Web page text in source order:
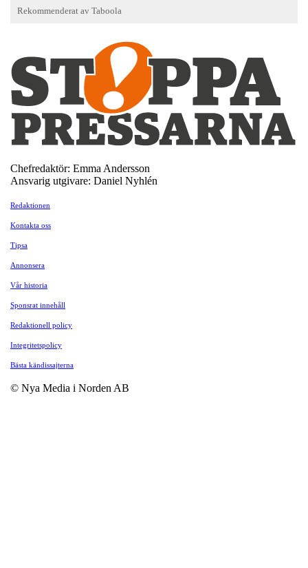
Chefredaktör: Emma Andersson
Ansvarig utgivare: Daniel Nyhlén
Redaktionen
Kontakta oss
Tipsa
Annonsera
Vår historia
Sponsrat innehåll
Redaktionell policy
Integritetspolicy
Bästa kändissajterna
© Nya Media i Norden AB